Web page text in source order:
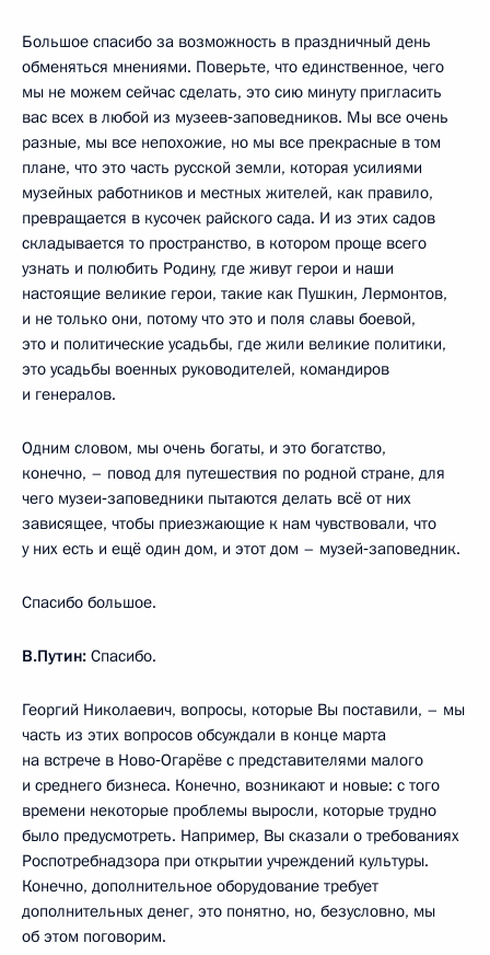
Большое спасибо за возможность в праздничный день
обменяться мнениями. Поверьте, что единственное, чего
мы не можем сейчас сделать, это сию минуту пригласить
вас всех в любой из музеев‑заповедников. Мы все очень
разные, мы все непохожие, но мы все прекрасные в том
плане, что это часть русской земли, которая усилиями
музейных работников и местных жителей, как правило,
превращается в кусочек райского сада. И из этих садов
складывается то пространство, в котором проще всего
узнать и полюбить Родину, где живут герои и наши
настоящие великие герои, такие как Пушкин, Лермонтов,
и не только они, потому что это и поля славы боевой,
это и политические усадьбы, где жили великие политики,
это усадьбы военных руководителей, командиров
и генералов.
Одним словом, мы очень богаты, и это богатство,
конечно, – повод для путешествия по родной стране, для
чего музеи‑заповедники пытаются делать всё от них
зависящее, чтобы приезжающие к нам чувствовали, что
у них есть и ещё один дом, и этот дом – музей‑заповедник.
Спасибо большое.
В.Путин: Спасибо.
Георгий Николаевич, вопросы, которые Вы поставили, – мы
часть из этих вопросов обсуждали в конце марта
на встрече в Ново‑Огарёве с представителями малого
и среднего бизнеса. Конечно, возникают и новые: с того
времени некоторые проблемы выросли, которые трудно
было предусмотреть. Например, Вы сказали о требованиях
Роспотребнадзора при открытии учреждений культуры.
Конечно, дополнительное оборудование требует
дополнительных денег, это понятно, но, безусловно, мы
об этом поговорим.